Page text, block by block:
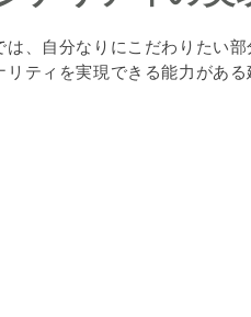
は、自分なりにこだわりたい
リティを実現できる能力があ